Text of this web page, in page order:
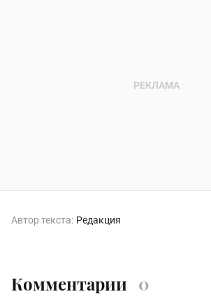
Автор текста: Редакция
Комментарии 0